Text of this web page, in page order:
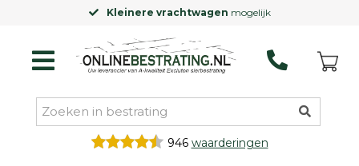
Kleinere vrachtwagen mogelijk
946 waarderingen